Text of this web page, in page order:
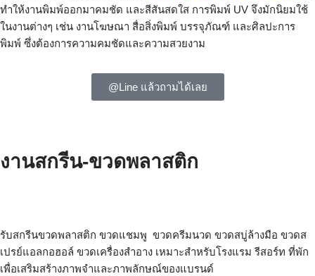
ทำให้งานพิมพ์ออกมาคมชัด และสีสันสดใส การพิมพ์ UV จึงมักนิยมใช้
ในงานต่างๆ เช่น งานโฆษณา สื่อสิ่งพิมพ์ บรรจุภัณฑ์ และศิลปะการ
พิมพ์ ซึ่งต้องการความคมชัดและความสวยงาม
@Line แล้วถามได้เลย
งานสกรีน-ขวดพลาสติก
รับสกรีนขวดพลาสติก ขวดแชมพู ขวดครีมนวด ขวดสบู่ล้างมือ ขวดส
เปรย์แอลกอฮอล์ ขวดเครื่องสำอาง เหมาะสำหรับโรงแรม รีสอร์ท ที่พัก
เพื่อเสริมสร้างภาพจำและภาพลักษณ์ของแบรนด์